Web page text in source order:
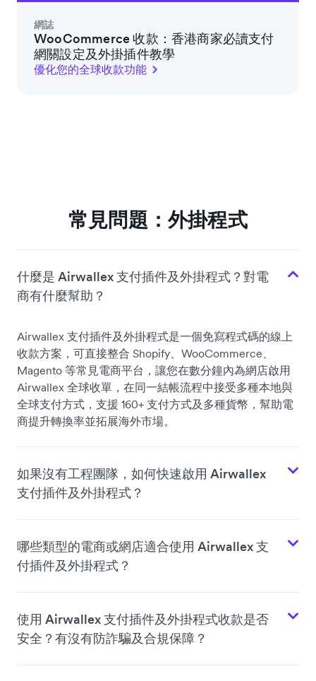
網誌
WooCommerce 收款：香港商家必讀支付
網關設定及外掛插件教學
優化您的全球收款功能
常見問題：外掛程式
什麼是 Airwallex 支付插件及外掛程式？對電
商有什麼幫助？
Airwallex 支付插件及外掛程式是一個免寫程式碼的線上
收款方案，可直接整合 Shopify、WooCommerce、
Magento 等常見電商平台，讓您在數分鐘內為網店啟用
Airwallex 全球收單，在同一結帳流程中接受多種本地與
全球支付方式，支援 160+ 支付方式及多種貨幣，幫助電
商提升轉換率並拓展海外市場。
如果沒有工程團隊，如何快速啟用 Airwallex
支付插件及外掛程式？
哪些類型的電商或網店適合使用 Airwallex 支
付插件及外掛程式？
使用 Airwallex 支付插件及外掛程式收款是否
安全？有沒有防詐騙及合規保障？